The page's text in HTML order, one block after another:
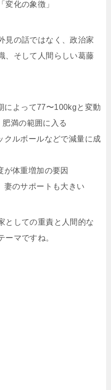
変化の象徴」
見の話ではなく、政治家
、そして人間らしい葛藤
によって77〜100kgと変動
満の範囲に入る
クルボールなどで減量に成
が体重増加の要因
妻のサポートも大きい
としての重責と人間的な
ーマですね。